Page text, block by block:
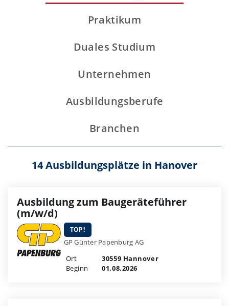
Praktikum
Duales Studium
Unternehmen
Ausbildungsberufe
Branchen
14 Ausbildungsplätze in Hanover
Ausbildung zum Baugeräteführer
(m/w/d)
TOP!
GP Günter Papenburg AG
Ort
30559 Hannover
Beginn
01.08.2026